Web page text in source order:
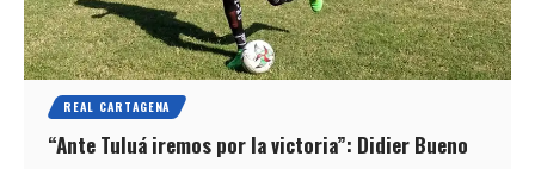
REAL CARTAGENA
“Ante Tuluá iremos por la victoria”: Didier Bueno